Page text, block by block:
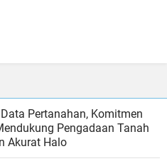
Pertanahan, Komitmen
Pengadaan Tanah
Akurat Halo